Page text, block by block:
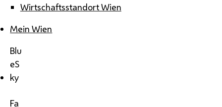
Wirtschaftsstandort Wien
Mein Wien
Blu
eS
ky
Fa